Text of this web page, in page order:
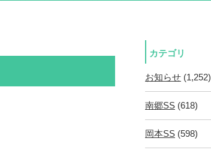
カテゴリ
お知らせ (1,252)
南郷SS (618)
岡本SS (598)